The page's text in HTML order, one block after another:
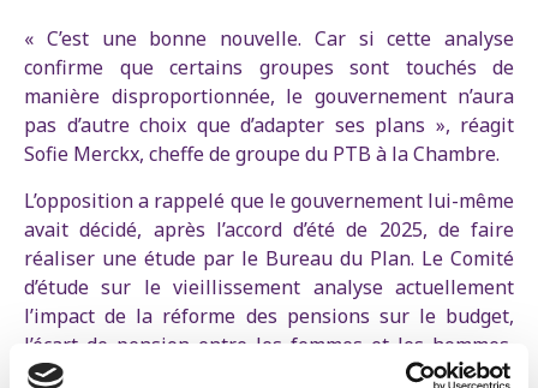
« C’est une bonne nouvelle. Car si cette analyse
confirme que certains groupes sont touchés de
manière disproportionnée, le gouvernement n’aura
pas d’autre choix que d’adapter ses plans », réagit
Sofie Merckx, cheffe de groupe du PTB à la Chambre.
L’opposition a rappelé que le gouvernement lui-même
avait décidé, après l’accord d’été de 2025, de faire
réaliser une étude par le Bureau du Plan. Le Comité
d’étude sur le vieillissement analyse actuellement
l’impact de la réforme des pensions sur le budget,
l’écart de pension entre les femmes et les hommes,
ainsi que le risque de pauvreté.